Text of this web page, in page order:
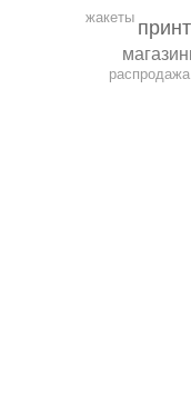
жакеты
распродажа